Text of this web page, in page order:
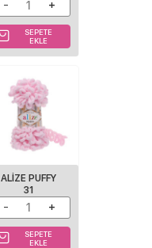
SEPETE
EKLE
ALIZE PUFFY
31
SEPETE
EKLE